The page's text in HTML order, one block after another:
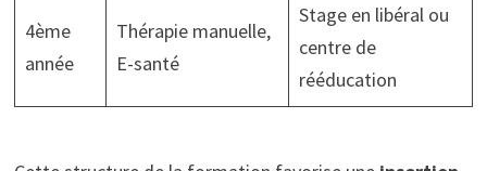
4ème
année
Thérapie manuelle,
E-santé
Stage en libéral ou
centre de
rééducation